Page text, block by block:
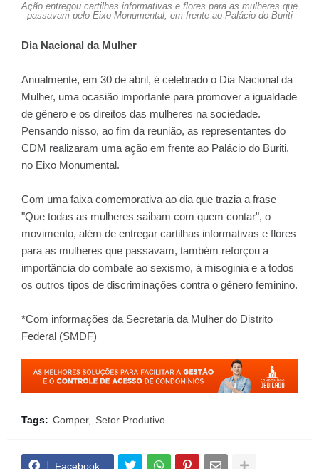
Ação entregou cartilhas informativas e flores para as mulheres que
passavam pelo Eixo Monumental, em frente ao Palácio do Buriti
Dia Nacional da Mulher
Anualmente, em 30 de abril, é celebrado o Dia Nacional da
Mulher, uma ocasião importante para promover a igualdade
de gênero e os direitos das mulheres na sociedade.
Pensando nisso, ao fim da reunião, as representantes do
CDM realizaram uma ação em frente ao Palácio do Buriti,
no Eixo Monumental.
Com uma faixa comemorativa ao dia que trazia a frase
"Que todas as mulheres saibam com quem contar", o
movimento, além de entregar cartilhas informativas e flores
para as mulheres que passavam, também reforçou a
importância do combate ao sexismo, à misoginia e a todos
os outros tipos de discriminações contra o gênero feminino.
*Com informações da Secretaria da Mulher do Distrito
Federal (SMDF)
Tags: Comper Setor Produtivo
Facebook